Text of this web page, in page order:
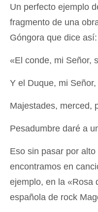
Un perfecto ejemplo
fragmento de una
Góngora que dice así:
«El conde, mi Señor,
Y el Duque, mi
Majestades, merced,
Pesadumbre daré a
Eso sin pasar por
encontramos en
ejemplo, en la «Rosa
española de rock